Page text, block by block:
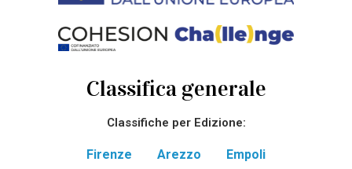
Classifica generale
Classifiche per Edizione:
Firenze Arezzo
Empoli